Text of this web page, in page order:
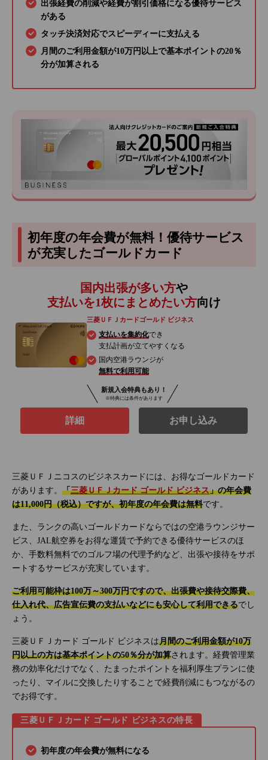
出張経費の削減や経費が割引価格になる優待サービス
がある
タッチ決済対応でスピーディーに支払える
月間のご利用金額が10万円以上で基本ポイントの20％
分が加算される
初年度の年会費が無料！優待サービス
が充実したゴールドカード
国内出張が多い方や
支払いを1枚にまとめたい方向け
三菱ＵＦＪカードゴールド ビジネス
支払いを集約化でき
支払計画が立てやすくなる
国内空港ラウンジが
無料で利用可能
新規入会特典もあり！
※特典には条件があります
詳細 お申し込み
三菱ＵＦＪニコスのビジネスカードには、お得なゴールドカード
があります。 「三菱ＵＦＪカード ゴールド ビジネス」の年会費
は11,000円（税込）ですが、初年度の年会費は無料です。
また、ランクの高いゴールドカードならではの空港ラウンジサー
ビス、JAL航空券をお得な運賃で予約できる優待サービスのほ
か、手数料無料でのゴルフ場の代理予約など、出張や接待をサポ
ートするサービスが充実しています。
ご利用可能枠は100万～300万円ですので、出張費や接待交際費、
仕入れ代、広告宣伝費の支払いなどにも安心して利用できるでし
ょう。
三菱ＵＦＪカード ゴールド ビジネスは月間のご利用金額が10万
円以上の方は基本ポイントの50％分が加算されます。経費管理業
務の効率化だけでなく、たまったポイントを福利厚生プランに使
ったり、マイルに交換したりすることで経費削減にもつながるの
でお得です。
三菱ＵＦＪカード ゴールド ビジネスの特長
初年度の年会費が無料になる